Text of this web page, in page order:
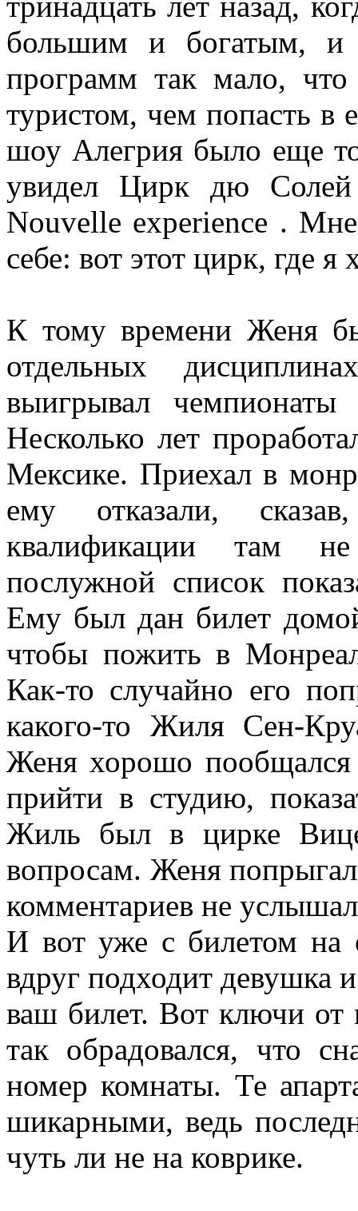
большим и богатым, и
программ так мало,
туристом, чем попасть в
шоу Алегрия было еще
увидел Цирк дю Солей
Nouvelle experience . Мне
себе: вот этот цирк, где я
К тому времени Женя
отдельных
выигрывал
Несколько лет
Мексике. Приехал в
ему отказали,
квалификации там
послужной список
Ему был дан билет
чтобы пожить в
Как-то случайно его
какого-то Жиля Сен-
Женя хорошо
прийти в студию,
Жиль был в цирке
вопросам. Женя
комментариев не
И вот уже с билетом на
вдруг подходит девушка
ваш билет. Вот ключи от
так обрадовался, что
номер комнаты. Те
шикарными, ведь
чуть ли не на коврике.